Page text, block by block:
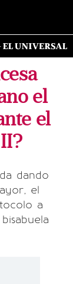
el
el
dando
el
a